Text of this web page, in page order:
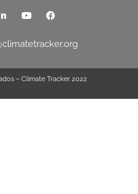
– Climate Tracker 2022